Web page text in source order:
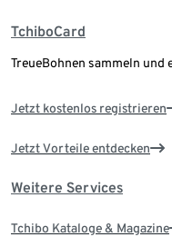
TchiboCard
TreueBohnen sammeln
Jetzt kostenlos registrieren
Jetzt Vorteile entdecken
Weitere Services
Tchibo Kataloge & Magazine